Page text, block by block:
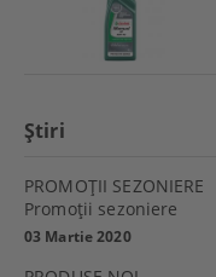
Ştiri
PROMOŢII SEZONIERE
Promoţii sezoniere
03 Martie 2020